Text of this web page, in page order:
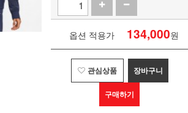
옵션 적용가 134,000원
관심상품 장바구니
구매하기